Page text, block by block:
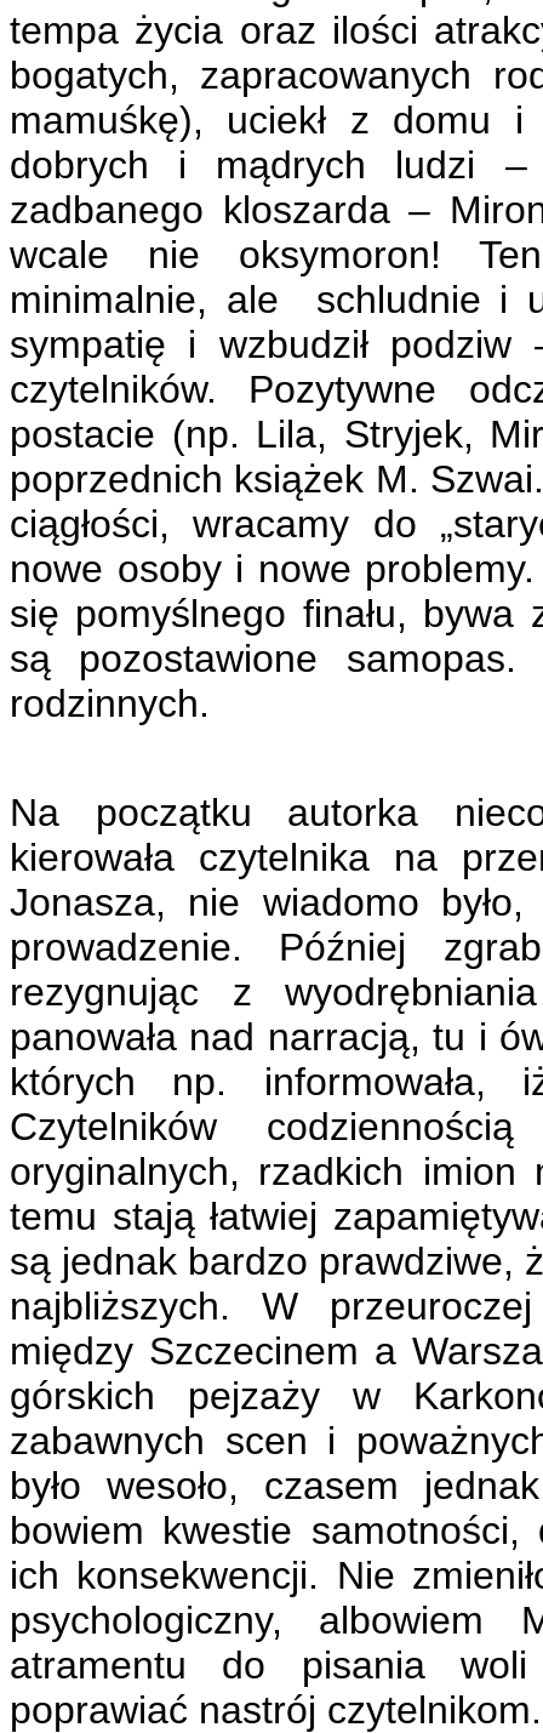
tempa życia oraz ilości
bogatych, zapracowanych
mamuśkę), uciekł z domu
dobrych i mądrych ludzi –
zadbanego kloszarda –
wcale nie oksymoron!
minimalnie, ale schludnie i
sympatię i wzbudził
czytelników. Pozytywne
postacie (np. Lila, Stryjek,
poprzednich książek M.
ciągłości, wracamy do
nowe osoby i nowe
się pomyślnego finału,
są pozostawione
rodzinnych.
Na początku autorka
kierowała czytelnika na
Jonasza, nie wiadomo
prowadzenie. Później
rezygnując z
panowała nad narracją, tu i
których np. informowała,
Czytelników
oryginalnych, rzadkich
temu stają łatwiej
są jednak bardzo prawdziwe,
najbliższych. W
między Szczecinem a
górskich pejzaży w
zabawnych scen i
było wesoło, czasem
bowiem kwestie
ich konsekwencji. Nie
psychologiczny, albowiem
atramentu do pisania
poprawiać nastrój czytelnikom.